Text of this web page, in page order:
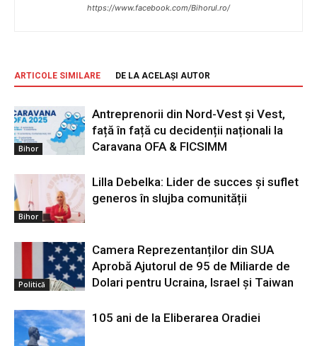
https://www.facebook.com/Bihorul.ro/
ARTICOLE SIMILARE DE LA ACELAȘI AUTOR
Bihor
Antreprenorii din Nord-Vest și Vest,
față în față cu decidenții naționali la
Caravana OFA & FICSIMM
Bihor
Lilla Debelka: Lider de succes și suflet
generos în slujba comunității
Politică
Camera Reprezentanților din SUA
Aprobă Ajutorul de 95 de Miliarde de
Dolari pentru Ucraina, Israel și Taiwan
105 ani de la Eliberarea Oradiei